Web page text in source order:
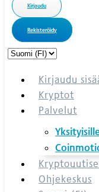
Kirjaudu
Rekisteröidy
Choose
languageKirjaudu
Kryptot
Palvelut
Ohjekeskus